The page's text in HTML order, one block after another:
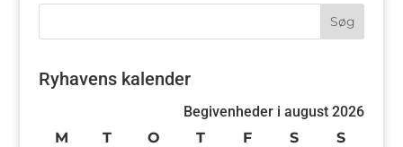
Ryhavens kalender
Begivenheder i august 2026
M mandag
T tirsdag
O onsdag
Ttorsdag
Ffredag
Slørdag
Ssøndag